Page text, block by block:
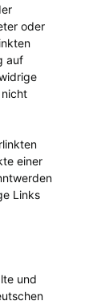
oder
auf
einer
Links
und